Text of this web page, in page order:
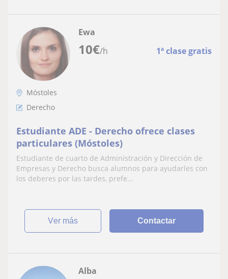
10€/h 1ª clase gratis
Ewa
Móstoles
Derecho
Estudiante ADE - Derecho ofrece clases
particulares (Móstoles)
Estudiante de cuarto de Administración y Dirección de
Empresas y Derecho busca alumnos para ayudarles con
los deberes por las tardes, prefe...
ver más Contactar
Alba